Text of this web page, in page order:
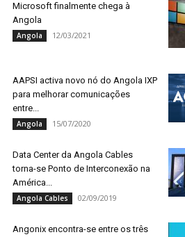
Microsoft finalmente chega à
Angola
Angola 12/03/2021
AAPSI activa novo nó do Angola IXP
para melhorar comunicações
entre...
Angola 15/07/2020
Data Center da Angola Cables
torna-se Ponto de Interconexão na
América...
Angola Cables 02/09/2019
Angonix encontra-se entre os três